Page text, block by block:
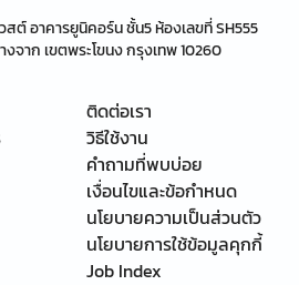
วสต์ อาคารยูนิคอร์น ชั้น5 ห้องเลขที่ SH555
จาก เขตพระโขนง กรุงเทพ 10260
ติดต่อเรา
วิธีใช้งาน
คำถามที่พบบ่อย
เงื่อนไขและข้อกำหนด
นโยบายความเป็นส่วนตัว
นโยบายการใช้ข้อมูลคุกกี้
Job Index